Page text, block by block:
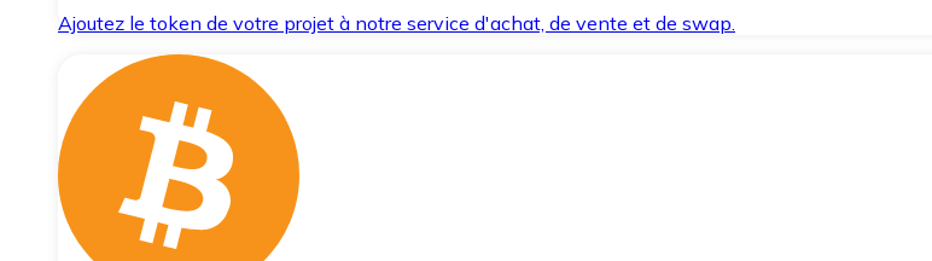
Ajoutez le token de votre projet à notre service d'achat, de vente et de swap.